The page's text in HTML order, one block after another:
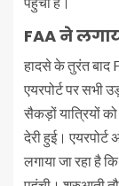
FAA ने
हादसे के तुरंत
एयरपोर्ट पर सभी
सैकड़ों यात्रियों
देरी हुई।
लगाया जा रहा है